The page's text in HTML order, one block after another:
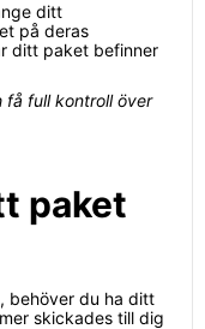
ditt
på deras
ditt paket befinner
få full kontroll över
paket
behöver du ha ditt
skickades till dig